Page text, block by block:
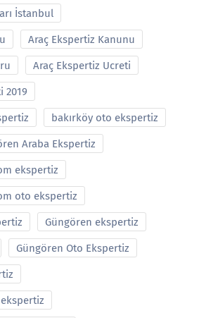
İstanbul
Araç Ekspertiz Kanunu
Araç Ekspertiz Ucreti
2019
bakırköy oto ekspertiz
Araba Ekspertiz
ekspertiz
oto ekspertiz
Güngören ekspertiz
Güngören Oto Ekspertiz